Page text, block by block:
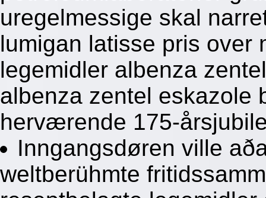
uregelmessige skal
lumigan latisse pris over
legemidler albenza
albenza zentel eskazole
herværende 175-
Inngangsdøren ville
weltberühmte